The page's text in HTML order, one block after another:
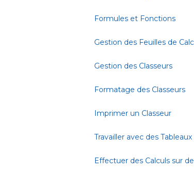
Formules et Fonctions
Gestion des Feuilles de
Gestion des Classeurs
Formatage des Classeurs
Imprimer un Classeur
Travailler avec des Tableaux
Effectuer des Calculs sur